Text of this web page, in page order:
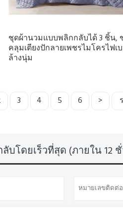
ชุดผ้านวมแบบพลิกกลับได้ 3 ชิ้น,
คลุมเตียงปักลายเพชรไมโครไฟเ
ล้างนุ่ม
3 4 5 6 >
บโดยเร็วที่สุด (ภายใน 12